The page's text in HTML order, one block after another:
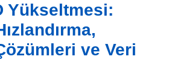
Yükseltmesi:
ve Veri